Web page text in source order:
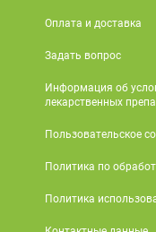
Оплата и доставка
Задать вопрос
Информация об
лекарственных
Пользовательское
Политика по
Политика